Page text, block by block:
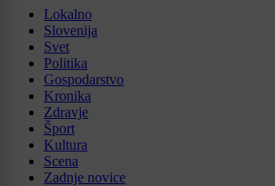
Lokalno
Slovenija
Svet
Politika
Gospodarstvo
Kronika
Zdravje
Šport
Kultura
Scena
Zadnje novice